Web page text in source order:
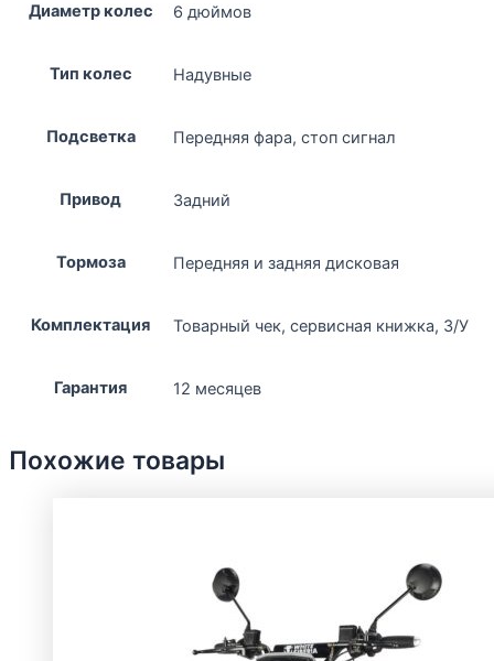
Диаметр колес 6 дюймов
Тип колес Надувные
Подсветка Передняя фара, стоп сигнал
Привод Задний
Тормоза Передняя и задняя дисковая
Комплектация Товарный чек, сервисная книжка, З/У
Гарантия 12 месяцев
Похожие товары